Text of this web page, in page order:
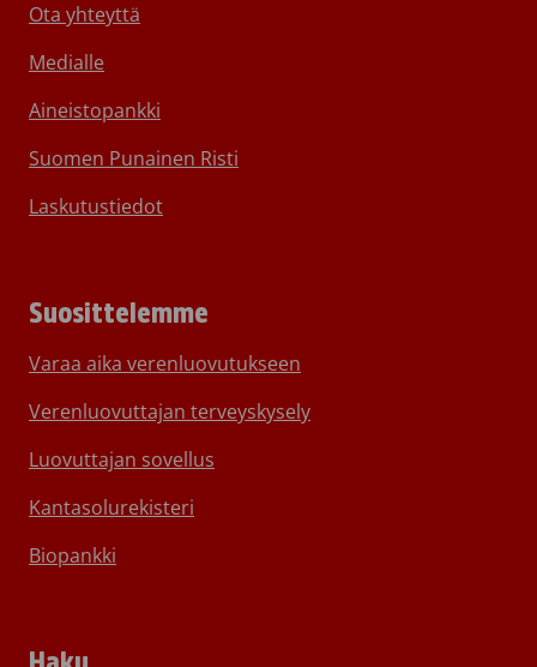
Ota yhteyttä
Medialle
Aineistopankki
Suomen Punainen Risti
Laskutustiedot
Suosittelemme
Varaa aika verenluovutukseen
Verenluovuttajan terveyskysely
Luovuttajan sovellus
Kantasolurekisteri
Biopankki